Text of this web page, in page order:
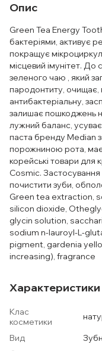
Опис
Green Tea Energy
бактеріями, активує
покращує
місцевий імунітет. До
зеленого чаю , який
пародонтиту, очищає,
антибактеріальну,
залишає пошкоджень
лужний баланс,
паста бренду Median
порожниною рота, має
корейські товари для
Cosmic.
почистити зуби,
Green tea extraction,
silicon dioxide,
glycin solution,
sodium n-lauroyl-L-
pigment, gardenia
increasing), fragrance
Характеристики
Клас
косметики
Вид